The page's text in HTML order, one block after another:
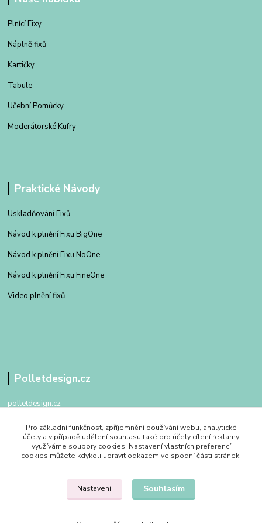
Plnící Fixy
Náplně fixů
Kartičky
Tabule
Učební Pomůcky
Moderátorské Kufry
Praktické Návody
Uskladňování Fixů
Návod k plnění Fixu BigOne
Návod k plnění Fixu NoOne
Návod k plnění Fixu FineOne
Video plnění fixů
Polletdesign.cz
polletdesign.cz
+420 602 475 762
po - pa 09:00 - 17:00
Pro základní funkčnost, zpříjemnění používání webu, analytické
účely a v případě udělení souhlasu také pro účely cílení reklamy
využíváme soubory cookies. Nastavení vlastních preferencí
cookies můžete kdykoli upravit odkazem ve spodní části stránek.
Nastavení Souhlasím